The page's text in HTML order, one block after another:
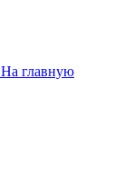
На главную